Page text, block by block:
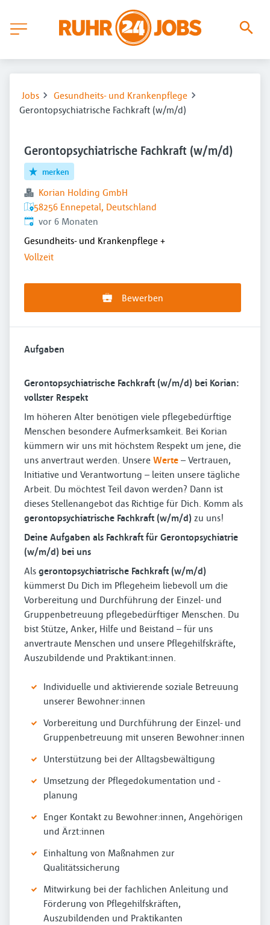
Jobs
Gesundheits- und Krankenpflege
Gerontopsychiatrische Fachkraft (w/m/d)
Gerontopsychiatrische Fachkraft (w/m/d)
merken
Korian Holding GmbH
58256 Ennepetal, Deutschland
Veröffentlicht:
vor 6 Monaten
Gesundheits- und Krankenpflege +
Vollzeit
Bewerben
Aufgaben
Gerontopsychiatrische Fachkraft (w/m/d) bei Korian:
vollster Respekt
Im höheren Alter benötigen viele pflegebedürftige
Menschen besondere Aufmerksamkeit. Bei Korian
kümmern wir uns mit höchstem Respekt um jene, die
uns anvertraut werden. Unsere Werte – Vertrauen,
Initiative und Verantwortung – leiten unsere tägliche
Arbeit. Du möchtest Teil davon werden? Dann ist
dieses Stellenangebot das Richtige für Dich. Komm als
gerontopsychiatrische Fachkraft (w/m/d) zu uns!
Deine Aufgaben als Fachkraft für Gerontopsychiatrie
(w/m/d) bei uns
Als gerontopsychiatrische Fachkraft (w/m/d)
kümmerst Du Dich im Pflegeheim liebevoll um die
Vorbereitung und Durchführung der Einzel- und
Gruppenbetreuung pflegebedürftiger Menschen. Du
bist Stütze, Anker, Hilfe und Beistand – für uns
anvertraute Menschen und unsere Pflegehilfskräfte,
Auszubildende und Praktikant:innen.
Individuelle und aktivierende soziale Betreuung
unserer Bewohner:innen
Vorbereitung und Durchführung der Einzel- und
Gruppenbetreuung mit unseren Bewohner:innen
Unterstützung bei der Alltagsbewältigung
Umsetzung der Pflegedokumentation und -
planung
Enger Kontakt zu Bewohner:innen, Angehörigen
und Ärzt:innen
Einhaltung von Maßnahmen zur
Qualitätssicherung
Mitwirkung bei der fachlichen Anleitung und
Förderung von Pflegehilfskräften,
Auszubildenden und Praktikanten